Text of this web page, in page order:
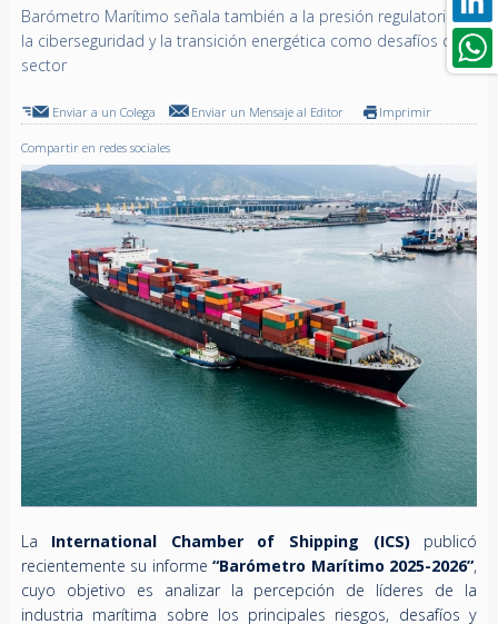
Barómetro Marítimo señala también a la presión regulatoria,
la ciberseguridad y la transición energética como desafíos del
sector
Enviar a un Colega Enviar un Mensaje al Editor Imprimir
Compartir en redes sociales
La International Chamber of Shipping (ICS)publicó
recientemente su informe“Barómetro Marítimo 2025-2026”,
cuyo objetivo es analizar la percepción de líderes de la
industria marítima sobre los principales riesgos, desafíos y